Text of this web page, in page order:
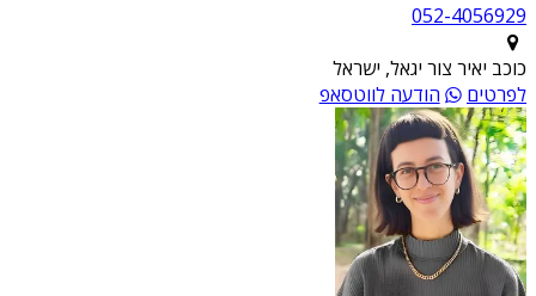
052-4056929
כוכב יאיר צור יגאל, ישראל
לפרטים
הודעה לווטסאפ